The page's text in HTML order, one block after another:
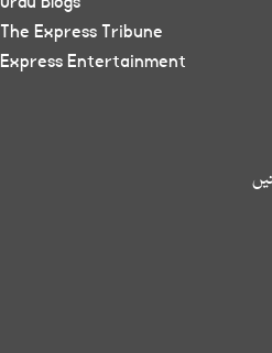
The Express Tribune
Express Entertainment